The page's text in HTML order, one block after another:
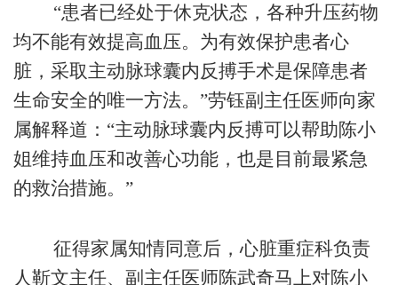
“患者已经处于休克状态，各种升压药物
均不能有效提高血压。为有效保护患者心
脏，采取主动脉球囊内反搏手术是保障患者
生命安全的唯一方法。”劳钰副主任医师向家
属解释道：“主动脉球囊内反搏可以帮助陈小
姐维持血压和改善心功能，也是目前最紧急
的救治措施。”
征得家属知情同意后，心脏重症科负责
人靳文主任、副主任医师陈武奇马上对陈小